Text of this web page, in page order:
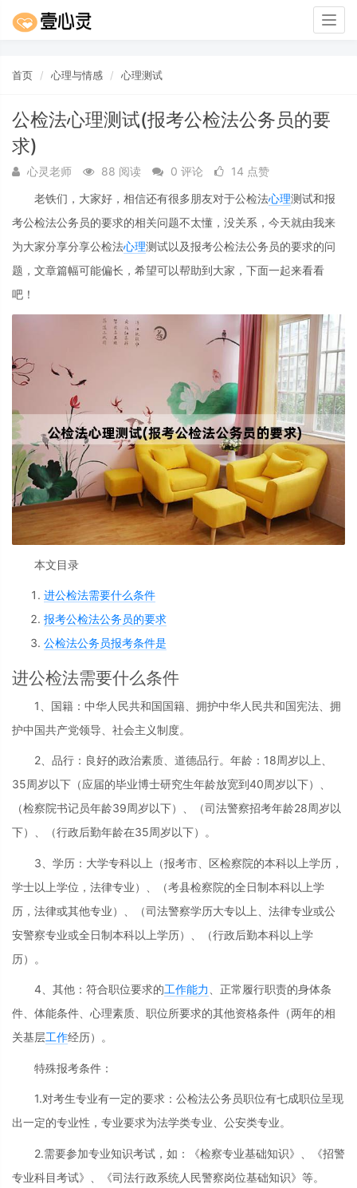
首页 心理与情感 心理测试
公检法心理测试(报考公检法公务员的要
求)
心灵老师 88 阅读 0 评论
14 点赞
老铁们，大家好，相信还有很多朋友对于公检法心理测试和报
考公检法公务员的要求的相关问题不太懂，没关系，今天就由我来
为大家分享分享公检法心理测试以及报考公检法公务员的要求的问
题，文章篇幅可能偏长，希望可以帮助到大家，下面一起来看看
吧！
本文目录
进公检法需要什么条件
报考公检法公务员的要求
公检法公务员报考条件是
进公检法需要什么条件
1、国籍：中华人民共和国国籍、拥护中华人民共和国宪法、拥
护中国共产党领导、社会主义制度。
2、品行：良好的政治素质、道德品行。年龄：18周岁以上、
35周岁以下（应届的毕业博士研究生年龄放宽到40周岁以下）、
（检察院书记员年龄39周岁以下）、（司法警察招考年龄28周岁以
下）、（行政后勤年龄在35周岁以下）。
3、学历：大学专科以上（报考市、区检察院的本科以上学历，
学士以上学位，法律专业）、（考县检察院的全日制本科以上学
历，法律或其他专业）、（司法警察学历大专以上、法律专业或公
安警察专业或全日制本科以上学历）、（行政后勤本科以上学
历）。
4、其他：符合职位要求的工作能力
、正常履行职责的身体条
件、体能条件、心理素质、职位所要求的其他资格条件（两年的相
关基层工作经历）。
特殊报考条件：
1.对考生专业有一定的要求：公检法公务员职位有七成职位呈现
出一定的专业性，专业要求为法学类专业、公安类专业。
2.需要参加专业知识考试，如：《检察专业基础知识》、《招警
专业科目考试》、《司法行政系统人民警察岗位基础知识》等。